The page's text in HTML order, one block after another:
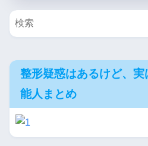
整形疑惑はあるけど、
能人まとめ